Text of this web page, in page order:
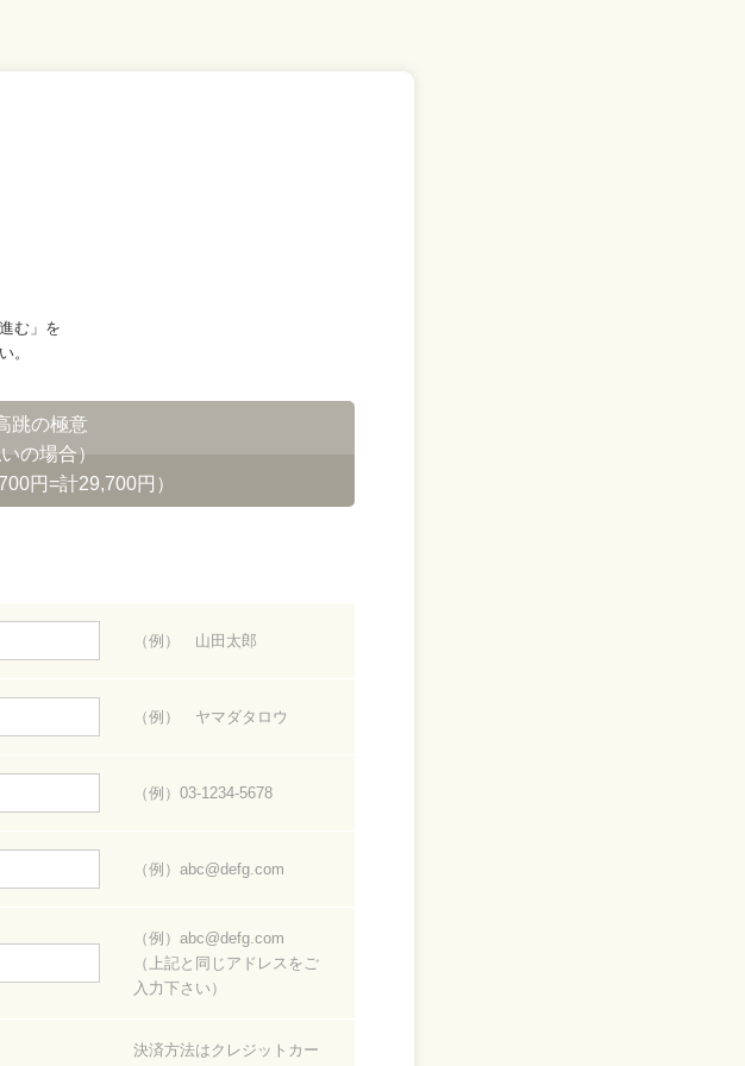
む」を
。
跳の極意
の場合）
円=計29,700円）
（例） 山田太郎
（例） ヤマダタロウ
（例）03-1234-5678
（例）abc@defg.com
（例）abc@defg.com
（上記と同じアドレスをご
入力下さい）
決済方法はクレジットカー